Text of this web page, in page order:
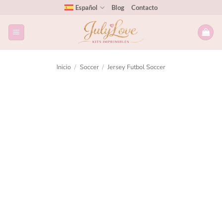
Español Blog Contacto
Inicio / Soccer / Jersey Futbol Soccer